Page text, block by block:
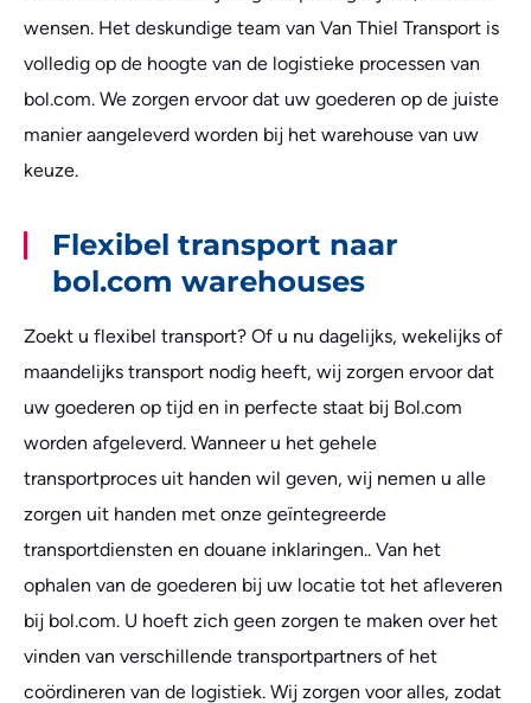
wensen. Het deskundige team van Van Thiel Transport is
volledig op de hoogte van de logistieke processen van
bol.com. We zorgen ervoor dat uw goederen op de juiste
manier aangeleverd worden bij het warehouse van uw
keuze.
Flexibel transport naar
bol.com warehouses
Zoekt u flexibel transport? Of u nu dagelijks, wekelijks of
maandelijks transport nodig heeft, wij zorgen ervoor dat
uw goederen op tijd en in perfecte staat bij Bol.com
worden afgeleverd. Wanneer u het gehele
transportproces uit handen wil geven, wij nemen u alle
zorgen uit handen met onze geïntegreerde
transportdiensten en douane inklaringen.. Van het
ophalen van de goederen bij uw locatie tot het afleveren
bij bol.com. U hoeft zich geen zorgen te maken over het
vinden van verschillende transportpartners of het
coördineren van de logistiek. Wij zorgen voor alles, zodat